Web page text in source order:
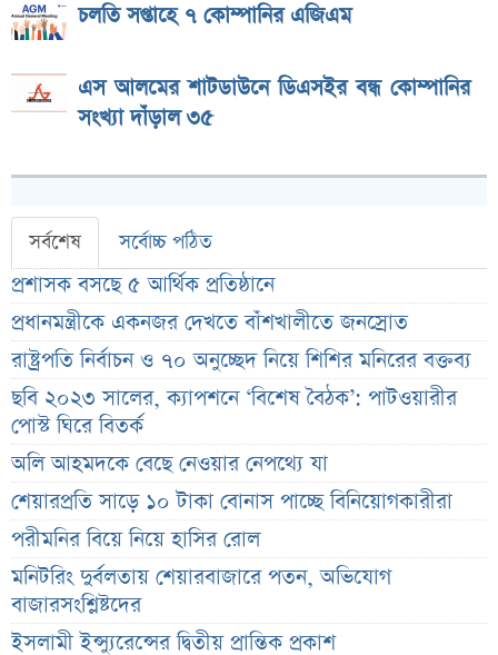
চলতি সপ্তাহে ৭ কোম্পানির এজিএম
এস আলমের শাটডাউনে ডিএসইর বন্ধ কোম্পানির
সংখ্যা দাঁড়াল ৩৫
সর্বশেষ সর্বোচ্চ পঠিত
প্রশাসক বসছে ৫ আর্থিক প্রতিষ্ঠানে
প্রধানমন্ত্রীকে একনজর দেখতে বাঁশখালীতে জনস্রোত
রাষ্ট্রপতি নির্বাচন ও ৭০ অনুচ্ছেদ নিয়ে শিশির মনিরের বক্তব্য
ছবি ২০২৩ সালের, ক্যাপশনে ‘বিশেষ বৈঠক’: পাটওয়ারীর
পোস্ট ঘিরে বিতর্ক
অলি আহমদকে বেছে নেওয়ার নেপথ্যে যা
শেয়ারপ্রতি সাড়ে ১০ টাকা বোনাস পাচ্ছে বিনিয়োগকারীরা
পরীমনির বিয়ে নিয়ে হাসির রোল
মনিটরিং দুর্বলতায় শেয়ারবাজারে পতন, অভিযোগ
বাজারসংশ্লিষ্টদের
ইসলামী ইন্স্যুরেন্সের দ্বিতীয় প্রান্তিক প্রকাশ